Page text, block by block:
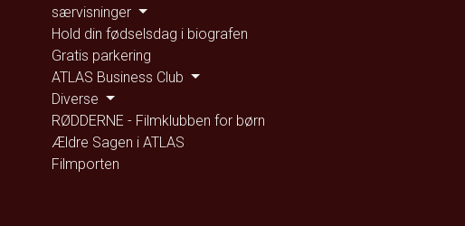
særvisninger
Hold din fødselsdag i biografen
Gratis parkering
ATLAS Business Club
Diverse
RØDDERNE - Filmklubben for børn
Ældre Sagen i ATLAS
Filmporten